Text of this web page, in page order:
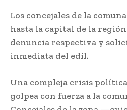
Los concejales de la
hasta la capital de la
denuncia respectiva y
inmediata del edil.
Una compleja crisis
golpea con fuerza a la